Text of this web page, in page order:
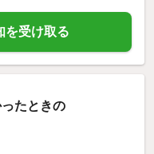
を受け取る
たときの